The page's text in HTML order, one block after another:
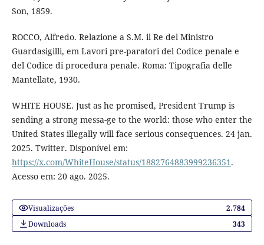
Son, 1859.
ROCCO, Alfredo. Relazione a S.M. il Re del Ministro
Guardasigilli, em Lavori pre-paratori del Codice penale e
del Codice di procedura penale. Roma: Tipografia delle
Mantellate, 1930.
WHITE HOUSE. Just as he promised, President Trump is
sending a strong messa-ge to the world: those who enter the
United States illegally will face serious consequences. 24 jan.
2025. Twitter. Disponível em:
https://x.com/WhiteHouse/status/1882764883999236351.
Acesso em: 20 ago. 2025.
Visualizações
2.784
Downloads
343